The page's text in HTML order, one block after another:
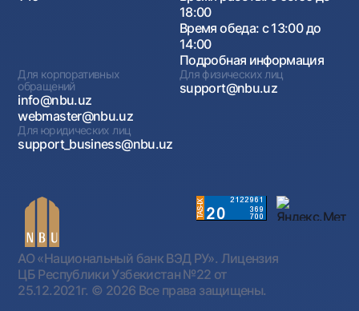
18:00
Время обеда: с 13:00 до
14:00
Подробная информация
Для корпоративных
обращений
info@nbu.uz
webmaster@nbu.uz
Для физических лиц
support@nbu.uz
Для юридических лиц
support_business@nbu.uz
АО «Национальный банк ВЭД РУ». Лицензия
ЦБ Республики Узбекистан №22 от
25.12.2021г. © 2026 Все права защищены.